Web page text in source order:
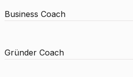
Business Coach
Gründer Coach